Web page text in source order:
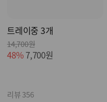
트레이중 3개
14,700원
48% 7,700원
리뷰 356